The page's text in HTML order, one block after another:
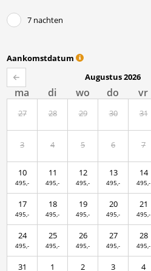
7 nachten
Aankomstdatum
Augustus 2026
ma di wo do vr
27 28 29 30 31
3 4 5 6 7
10
495,-
11
495,-
12
495,-
13
495,-
14
495,-
17
495,-
18
495,-
19
495,-
20
495,-
21
495,-
24
495,-
25
495,-
26
495,-
27
495,-
28
495,-
31 1 2 3 4